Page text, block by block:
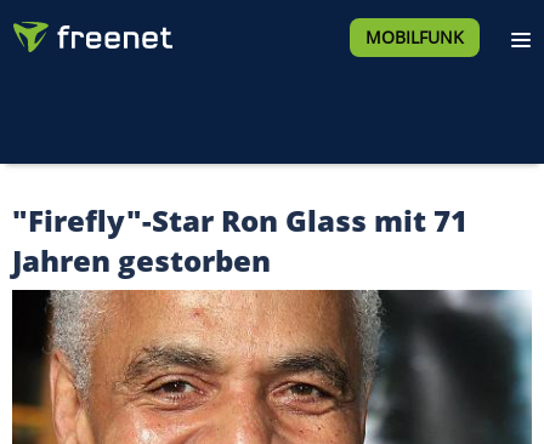
MOBILFUNK
"Firefly"-Star Ron Glass mit 71
Jahren gestorben